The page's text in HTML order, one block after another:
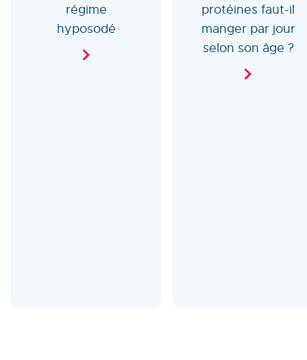
régime
hyposodé
protéines faut-il
manger par jour
selon son âge ?